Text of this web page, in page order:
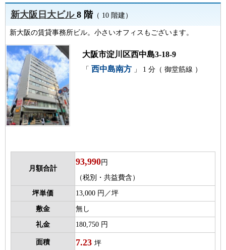
新大阪日大ビル8 階（ 10 階建）
新大阪の賃貸事務所ビル。小さいオフィスもございます。
大阪市淀川区西中島3-18-9
「 西中島南方 」 1 分（ 御堂筋線 ）
月額合計
93,990円
（税別・共益費含）
坪単価 13,000 円／坪
敷金 無し
礼金 180,750 円
面積 7.23 坪